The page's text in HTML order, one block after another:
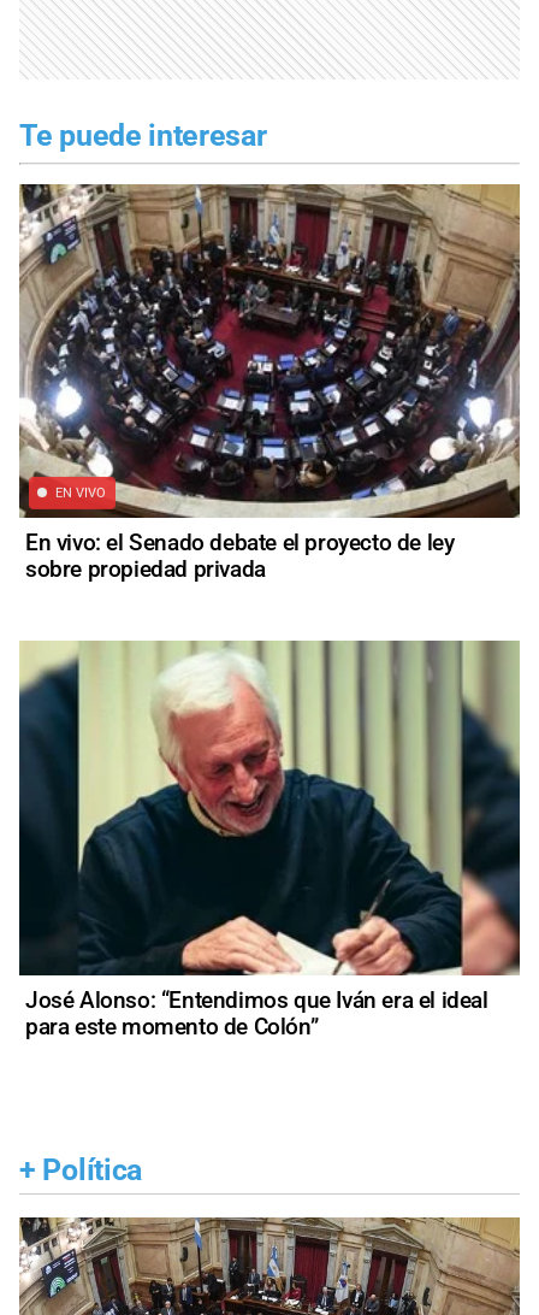
Te puede interesar
EN VIVO
En vivo: el Senado debate el proyecto de ley
sobre propiedad privada
José Alonso: “Entendimos que Iván era el ideal
para este momento de Colón”
+ Política